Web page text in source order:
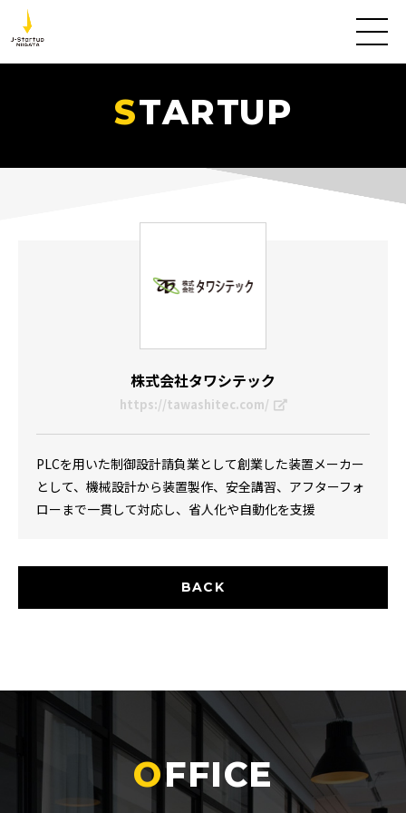
TARTUP
株式会社タワシテック
https://tawashitec.com/
PLCを用いた制御設計請負業として創業した装置メーカー
として、機械設計から装置製作、安全講習、アフターフォ
ローまで一貫して対応し、省人化や自動化を支援
BACK
FFICE